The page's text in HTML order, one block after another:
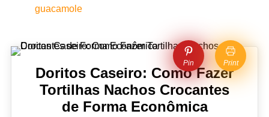
guacamole
Pin Print
Doritos Caseiro: Como Fazer
Tortilhas Nachos Crocantes
de Forma Econômica